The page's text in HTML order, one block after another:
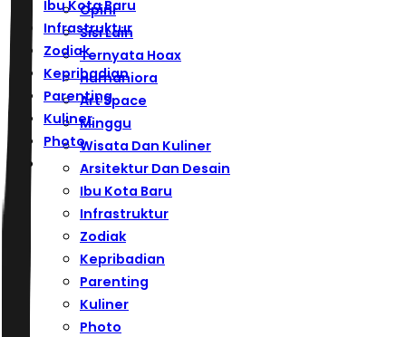
Ibu Kota Baru
Infrastruktur
Zodiak
Kepribadian
Parenting
Kuliner
Photo
Opini
Sisi Lain
Ternyata Hoax
Humaniora
Art Space
Minggu
Wisata Dan Kuliner
Arsitektur Dan Desain
Ibu Kota Baru
Infrastruktur
Zodiak
Kepribadian
Parenting
Kuliner
Photo